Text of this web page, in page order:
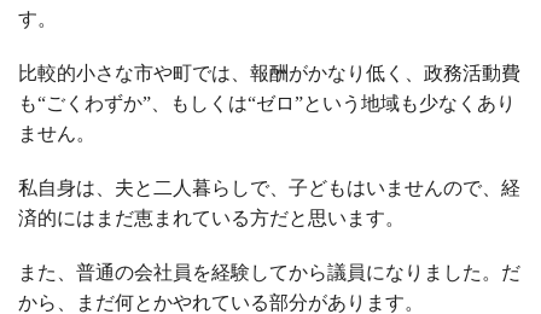
す。
比較的小さな市や町では、報酬がかなり低く、政務活動費
も“ごくわずか”、もしくは“ゼロ”という地域も少なくあり
ません。
私自身は、夫と二人暮らしで、子どもはいませんので、経
済的にはまだ恵まれている方だと思います。
また、普通の会社員を経験してから議員になりました。だ
から、まだ何とかやれている部分があります。